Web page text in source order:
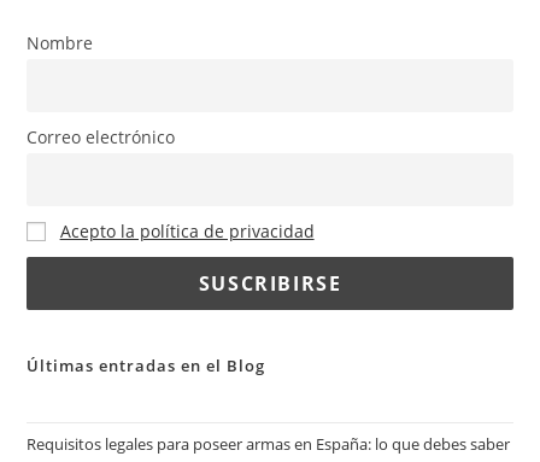
Nombre
Correo electrónico
Acepto la política de privacidad
Últimas entradas en el Blog
Requisitos legales para poseer armas en España: lo que debes saber